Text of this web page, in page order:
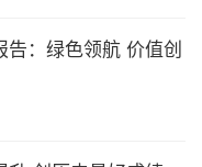
材料解决方案，
阀等关键部件。
告：绿色领航 价值创